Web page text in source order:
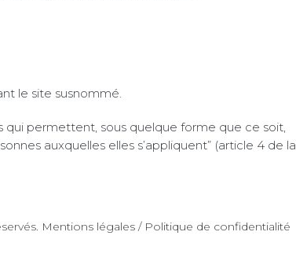
le site susnommé.
qui permettent, sous quelque forme que ce soit,
auxquelles elles s’appliquent” (article 4 de la
Mentions légales / Politique de confidentialité